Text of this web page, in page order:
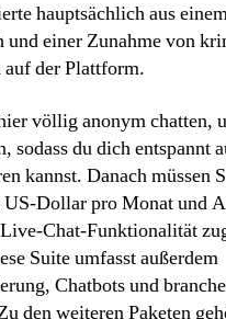
hauptsächlich aus
und einer Zunahme von
der Plattform.
völlig anonym chatten,
sodass du dich entspannt
kannst. Danach müssen
US-Dollar pro Monat und
Chat-Funktionalität
Suite umfasst außerdem
Chatbots und
den weiteren Paketen